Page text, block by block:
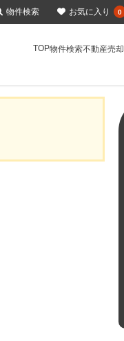
TOP物件検索不動産売却
物件検索 お気に入り 0